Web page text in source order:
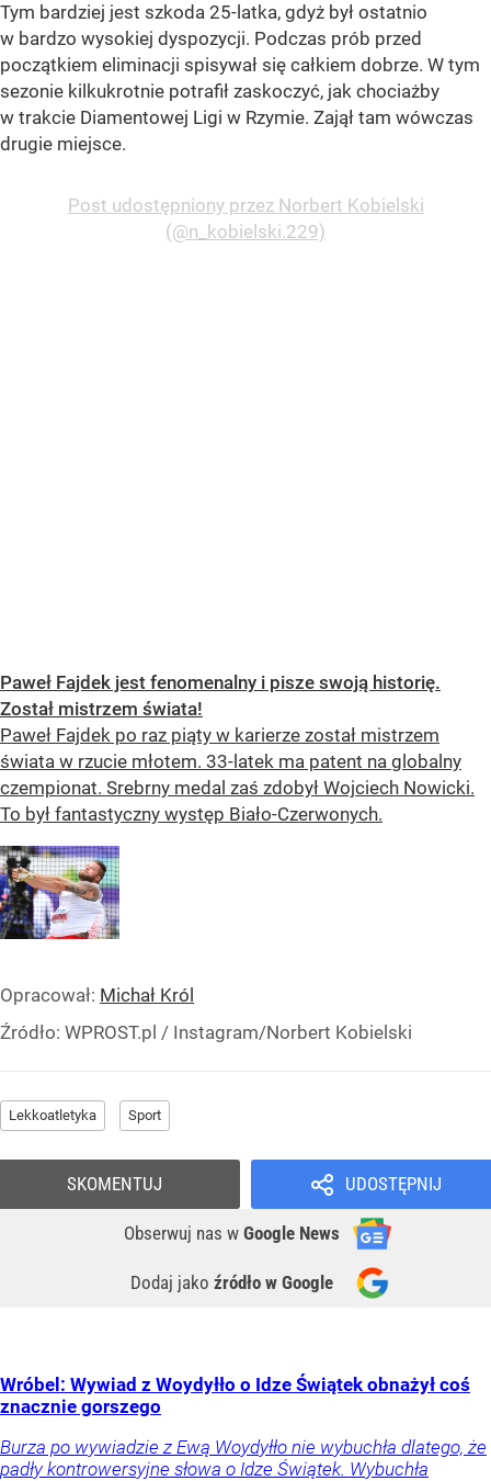
Tym bardziej jest szkoda 25-latka, gdyż był ostatnio
w bardzo wysokiej dyspozycji. Podczas prób przed
początkiem eliminacji spisywał się całkiem dobrze. W tym
sezonie kilkukrotnie potrafił zaskoczyć, jak chociażby
w trakcie Diamentowej Ligi w Rzymie. Zajął tam wówczas
drugie miejsce.
Post udostępniony przez Norbert Kobielski
(@n_kobielski.229)
Paweł Fajdek jest fenomenalny i pisze swoją historię.
Został mistrzem świata!
Paweł Fajdek po raz piąty w karierze został mistrzem
świata w rzucie młotem. 33-latek ma patent na globalny
czempionat. Srebrny medal zaś zdobył Wojciech Nowicki.
To był fantastyczny występ Biało-Czerwonych.
Opracował: Michał Król
Źródło: WPROST.pl / Instagram/Norbert Kobielski
Lekkoatletyka Sport
UDOSTĘPNIJ
Obserwuj nas w Google News
Dodaj jako źródło w Google
SKOMENTUJ
Wróbel: Wywiad z Woydyłło o Idze Świątek obnażył coś
znacznie gorszego
Burza po wywiadzie z Ewą Woydyłło nie wybuchła dlatego, że
padły kontrowersyjne słowa o Idze Świątek. Wybuchła